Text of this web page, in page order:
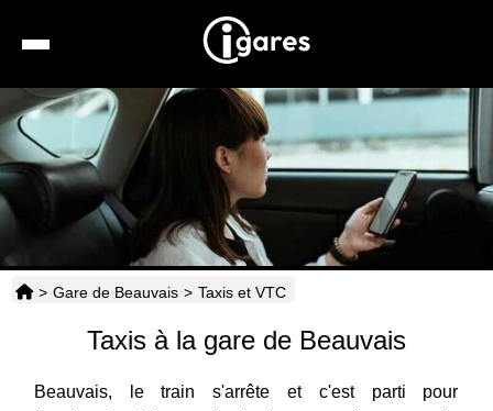
Recherche
Location de voiture
Hôtels
Taxis
> Gare de Beauvais > Taxis et VTC
Taxis à la gare de Beauvais
Beauvais, le train s'arrête et c'est parti pour